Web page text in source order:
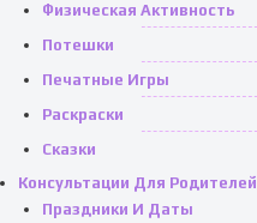
Физическая Активность
Потешки
Печатные Игры
Раскраски
Сказки
Консультации Для Родителей
Праздники И Даты